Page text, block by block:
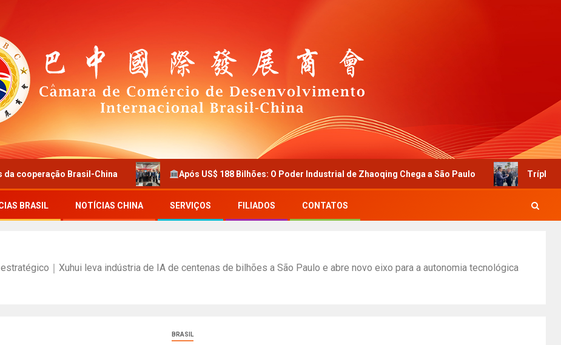
China Após US$ 188 Bilhões: O Poder Industrial de Zhaoqing Chega a São Paulo Tríplice Reconhecimento!
BRASIL NOTÍCIAS CHINA SERVIÇOS FILIADOS CONTATOS
｜Xuhui leva indústria de IA de centenas de bilhões a São Paulo e abre novo eixo para a autonomia tecnológica
BRASIL